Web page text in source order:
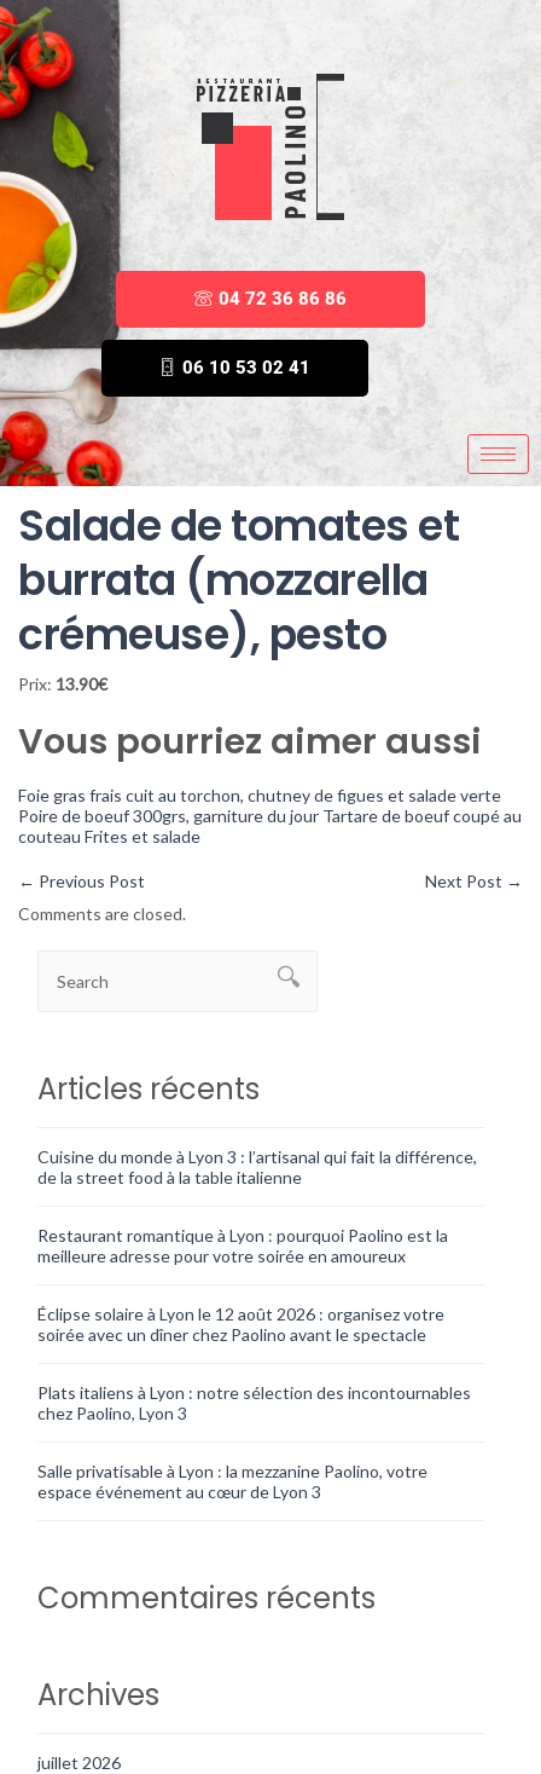
04 72 36 86 86
06 10 53 02 41
Salade de tomates et
burrata (mozzarella
crémeuse), pesto
Prix: 13.90€
Vous pourriez aimer aussi
Foie gras frais cuit au torchon, chutney de figues et salade verte
Poire de boeuf 300grs, garniture du jour Tartare de boeuf coupé au
couteau Frites et salade
← Previous Post Next Post →
Comments are closed.
Articles récents
Cuisine du monde à Lyon 3 : l’artisanal qui fait la différence,
de la street food à la table italienne
Restaurant romantique à Lyon : pourquoi Paolino est la
meilleure adresse pour votre soirée en amoureux
Éclipse solaire à Lyon le 12 août 2026 : organisez votre
soirée avec un dîner chez Paolino avant le spectacle
Plats italiens à Lyon : notre sélection des incontournables
chez Paolino, Lyon 3
Salle privatisable à Lyon : la mezzanine Paolino, votre
espace événement au cœur de Lyon 3
Commentaires récents
Archives
juillet 2026